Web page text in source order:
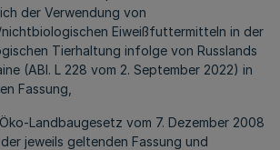
der Verwendung von
Eiweißfuttermitteln in der
Tierhaltung infolge von Russlands
(ABl. L 228 vom 2. September 2022) in
Fassung,
Landbaugesetz vom 7. Dezember 2008
der jeweils geltenden Fassung und